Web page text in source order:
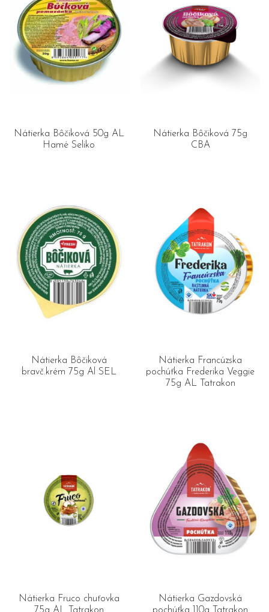
Nátierka Bôčiková 50g AL
Hamé Seliko
Nátierka Bôčiková 75g
CBA
Nátierka Bôčiková
bravč.krém 75g Al SEL
Nátierka Francúzska
pochúťka Frederika Veggie
75g AL Tatrakon
Nátierka Fruco chuťovka
Nátierka Gazdovská